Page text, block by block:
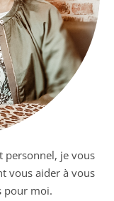
personnel, je vous
vous aider à vous
pour moi.